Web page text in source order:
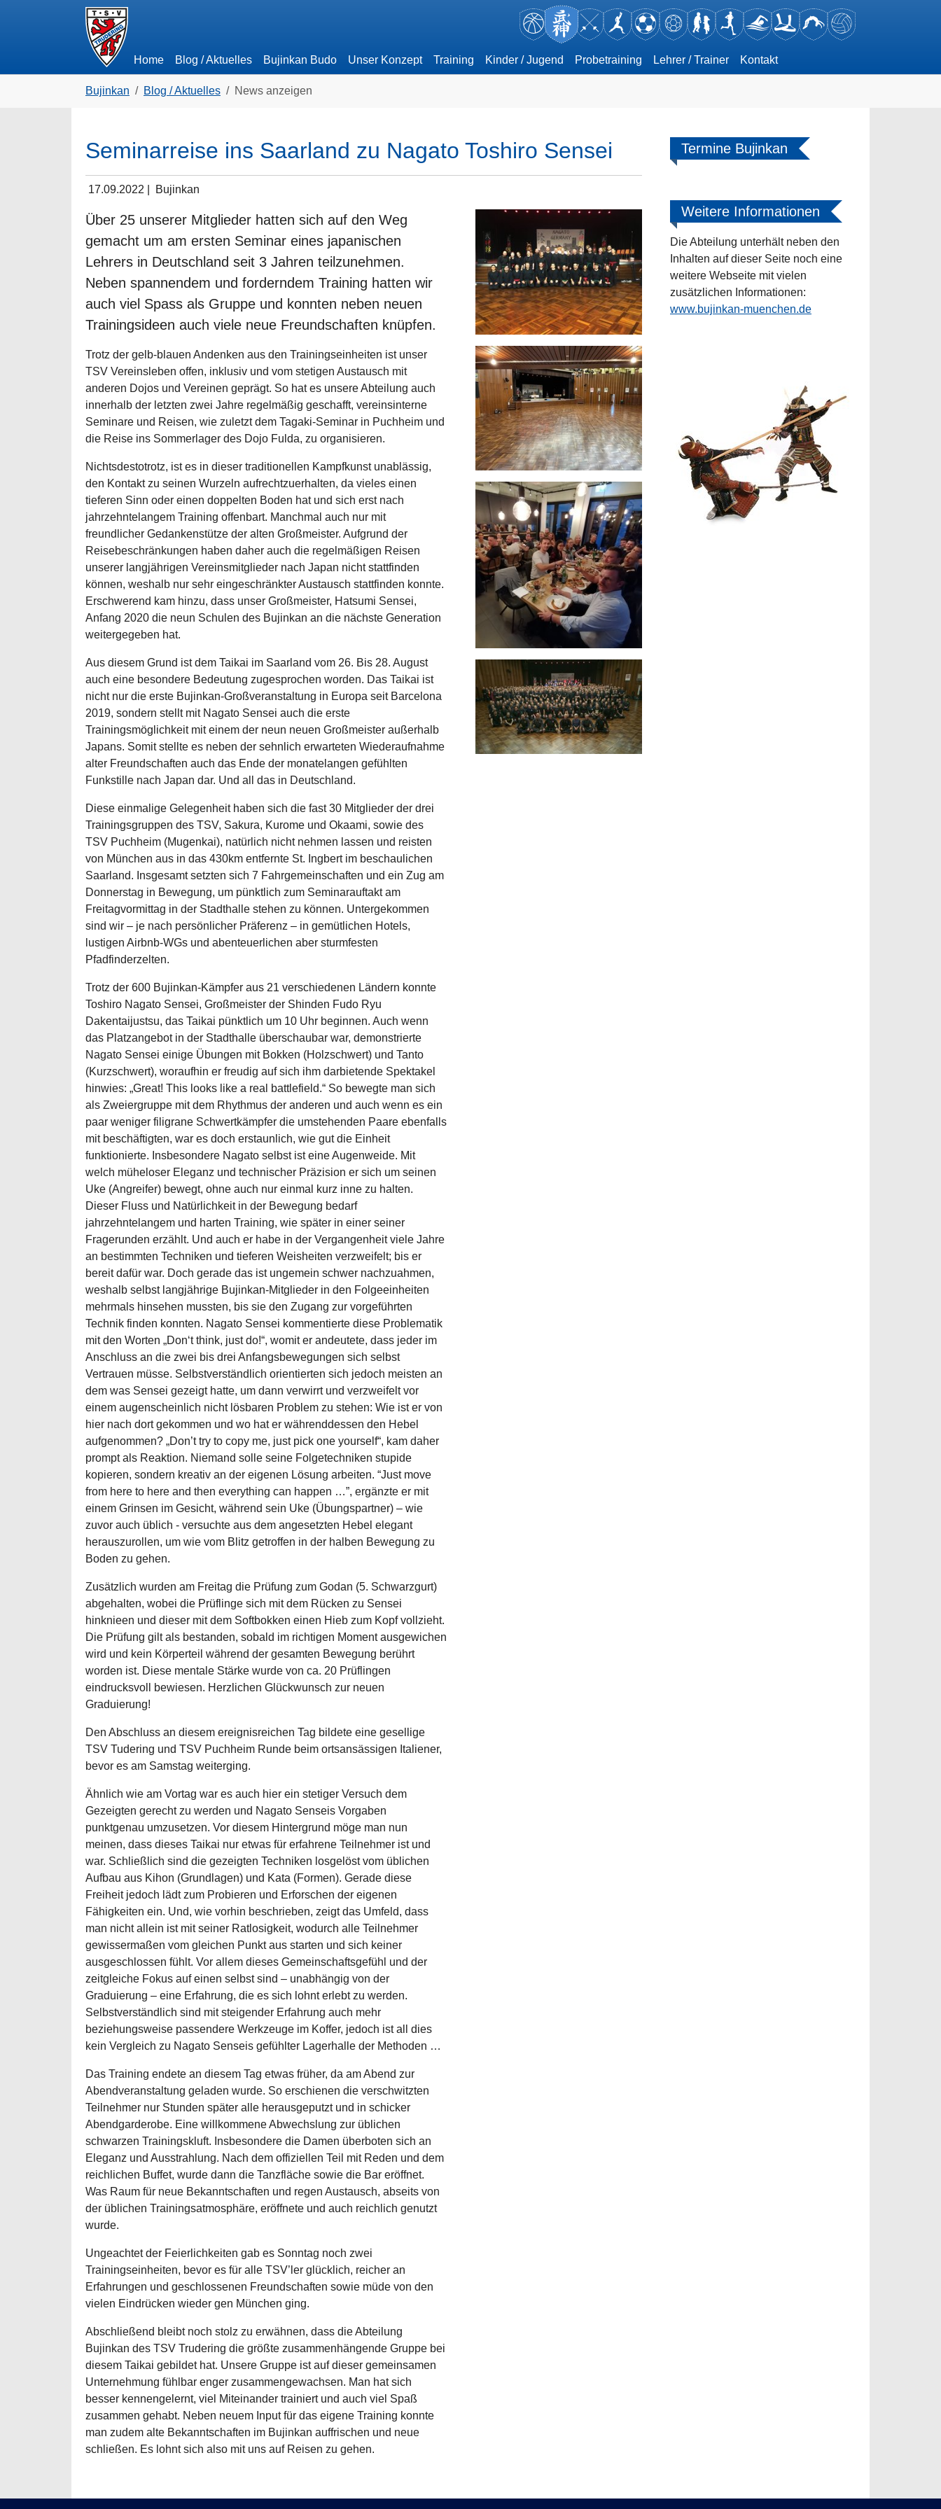
Skip to main navigation
Zum Hauptinhalt springen
Skip to page footer
Home Blog / Aktuelles Bujinkan Budo Unser Konzept Training Kinder / Jugend Probetraining Lehrer / Trainer
Kontakt
Bujinkan Blog / Aktuelles News anzeigen
Seminarreise ins Saarland zu Nagato Toshiro Sensei
17.09.2022 Bujinkan
Über 25 unserer Mitglieder hatten sich auf den Weg
gemacht um am ersten Seminar eines japanischen
Lehrers in Deutschland seit 3 Jahren teilzunehmen.
Neben spannendem und forderndem Training hatten wir
auch viel Spass als Gruppe und konnten neben neuen
Trainingsideen auch viele neue Freundschaften knüpfen.
Trotz der gelb-blauen Andenken aus den Trainingseinheiten ist unser
TSV Vereinsleben offen, inklusiv und vom stetigen Austausch mit
anderen Dojos und Vereinen geprägt. So hat es unsere Abteilung auch
innerhalb der letzten zwei Jahre regelmäßig geschafft, vereinsinterne
Seminare und Reisen, wie zuletzt dem Tagaki-Seminar in Puchheim und
die Reise ins Sommerlager des Dojo Fulda, zu organisieren.
Nichtsdestotrotz, ist es in dieser traditionellen Kampfkunst unablässig,
den Kontakt zu seinen Wurzeln aufrechtzuerhalten, da vieles einen
tieferen Sinn oder einen doppelten Boden hat und sich erst nach
jahrzehntelangem Training offenbart. Manchmal auch nur mit
freundlicher Gedankenstütze der alten Großmeister. Aufgrund der
Reisebeschränkungen haben daher auch die regelmäßigen Reisen
unserer langjährigen Vereinsmitglieder nach Japan nicht stattfinden
können, weshalb nur sehr eingeschränkter Austausch stattfinden konnte.
Erschwerend kam hinzu, dass unser Großmeister, Hatsumi Sensei,
Anfang 2020 die neun Schulen des Bujinkan an die nächste Generation
weitergegeben hat.
Aus diesem Grund ist dem Taikai im Saarland vom 26. Bis 28. August
auch eine besondere Bedeutung zugesprochen worden. Das Taikai ist
nicht nur die erste Bujinkan-Großveranstaltung in Europa seit Barcelona
2019, sondern stellt mit Nagato Sensei auch die erste
Trainingsmöglichkeit mit einem der neun neuen Großmeister außerhalb
Japans. Somit stellte es neben der sehnlich erwarteten Wiederaufnahme
alter Freundschaften auch das Ende der monatelangen gefühlten
Funkstille nach Japan dar. Und all das in Deutschland.
Diese einmalige Gelegenheit haben sich die fast 30 Mitglieder der drei
Trainingsgruppen des TSV, Sakura, Kurome und Okaami, sowie des
TSV Puchheim (Mugenkai), natürlich nicht nehmen lassen und reisten
von München aus in das 430km entfernte St. Ingbert im beschaulichen
Saarland. Insgesamt setzten sich 7 Fahrgemeinschaften und ein Zug am
Donnerstag in Bewegung, um pünktlich zum Seminarauftakt am
Freitagvormittag in der Stadthalle stehen zu können. Untergekommen
sind wir – je nach persönlicher Präferenz – in gemütlichen Hotels,
lustigen Airbnb-WGs und abenteuerlichen aber sturmfesten
Pfadfinderzelten.
Trotz der 600 Bujinkan-Kämpfer aus 21 verschiedenen Ländern konnte
Toshiro Nagato Sensei, Großmeister der Shinden Fudo Ryu
Dakentaijustsu, das Taikai pünktlich um 10 Uhr beginnen. Auch wenn
das Platzangebot in der Stadthalle überschaubar war, demonstrierte
Nagato Sensei einige Übungen mit Bokken (Holzschwert) und Tanto
(Kurzschwert), woraufhin er freudig auf sich ihm darbietende Spektakel
hinwies: „Great! This looks like a real battlefield.“ So bewegte man sich
als Zweiergruppe mit dem Rhythmus der anderen und auch wenn es ein
paar weniger filigrane Schwertkämpfer die umstehenden Paare ebenfalls
mit beschäftigten, war es doch erstaunlich, wie gut die Einheit
funktionierte. Insbesondere Nagato selbst ist eine Augenweide. Mit
welch müheloser Eleganz und technischer Präzision er sich um seinen
Uke (Angreifer) bewegt, ohne auch nur einmal kurz inne zu halten.
Dieser Fluss und Natürlichkeit in der Bewegung bedarf
jahrzehntelangem und harten Training, wie später in einer seiner
Fragerunden erzählt. Und auch er habe in der Vergangenheit viele Jahre
an bestimmten Techniken und tieferen Weisheiten verzweifelt; bis er
bereit dafür war. Doch gerade das ist ungemein schwer nachzuahmen,
weshalb selbst langjährige Bujinkan-Mitglieder in den Folgeeinheiten
mehrmals hinsehen mussten, bis sie den Zugang zur vorgeführten
Technik finden konnten. Nagato Sensei kommentierte diese Problematik
mit den Worten „Don‘t think, just do!“, womit er andeutete, dass jeder im
Anschluss an die zwei bis drei Anfangsbewegungen sich selbst
Vertrauen müsse. Selbstverständlich orientierten sich jedoch meisten an
dem was Sensei gezeigt hatte, um dann verwirrt und verzweifelt vor
einem augenscheinlich nicht lösbaren Problem zu stehen: Wie ist er von
hier nach dort gekommen und wo hat er währenddessen den Hebel
aufgenommen? „Don’t try to copy me, just pick one yourself“, kam daher
prompt als Reaktion. Niemand solle seine Folgetechniken stupide
kopieren, sondern kreativ an der eigenen Lösung arbeiten. “Just move
from here to here and then everything can happen …”, ergänzte er mit
einem Grinsen im Gesicht, während sein Uke (Übungspartner) – wie
zuvor auch üblich - versuchte aus dem angesetzten Hebel elegant
herauszurollen, um wie vom Blitz getroffen in der halben Bewegung zu
Boden zu gehen.
Zusätzlich wurden am Freitag die Prüfung zum Godan (5. Schwarzgurt)
abgehalten, wobei die Prüflinge sich mit dem Rücken zu Sensei
hinknieen und dieser mit dem Softbokken einen Hieb zum Kopf vollzieht.
Die Prüfung gilt als bestanden, sobald im richtigen Moment ausgewichen
wird und kein Körperteil während der gesamten Bewegung berührt
worden ist. Diese mentale Stärke wurde von ca. 20 Prüflingen
eindrucksvoll bewiesen. Herzlichen Glückwunsch zur neuen
Graduierung!
Den Abschluss an diesem ereignisreichen Tag bildete eine gesellige
TSV Tudering und TSV Puchheim Runde beim ortsansässigen Italiener,
bevor es am Samstag weiterging.
Ähnlich wie am Vortag war es auch hier ein stetiger Versuch dem
Gezeigten gerecht zu werden und Nagato Senseis Vorgaben
punktgenau umzusetzen. Vor diesem Hintergrund möge man nun
meinen, dass dieses Taikai nur etwas für erfahrene Teilnehmer ist und
war. Schließlich sind die gezeigten Techniken losgelöst vom üblichen
Aufbau aus Kihon (Grundlagen) und Kata (Formen). Gerade diese
Freiheit jedoch lädt zum Probieren und Erforschen der eigenen
Fähigkeiten ein. Und, wie vorhin beschrieben, zeigt das Umfeld, dass
man nicht allein ist mit seiner Ratlosigkeit, wodurch alle Teilnehmer
gewissermaßen vom gleichen Punkt aus starten und sich keiner
ausgeschlossen fühlt. Vor allem dieses Gemeinschaftsgefühl und der
zeitgleiche Fokus auf einen selbst sind – unabhängig von der
Graduierung – eine Erfahrung, die es sich lohnt erlebt zu werden.
Selbstverständlich sind mit steigender Erfahrung auch mehr
beziehungsweise passendere Werkzeuge im Koffer, jedoch ist all dies
kein Vergleich zu Nagato Senseis gefühlter Lagerhalle der Methoden …
Das Training endete an diesem Tag etwas früher, da am Abend zur
Abendveranstaltung geladen wurde. So erschienen die verschwitzten
Teilnehmer nur Stunden später alle herausgeputzt und in schicker
Abendgarderobe. Eine willkommene Abwechslung zur üblichen
schwarzen Trainingskluft. Insbesondere die Damen überboten sich an
Eleganz und Ausstrahlung. Nach dem offiziellen Teil mit Reden und dem
reichlichen Buffet, wurde dann die Tanzfläche sowie die Bar eröffnet.
Was Raum für neue Bekanntschaften und regen Austausch, abseits von
der üblichen Trainingsatmosphäre, eröffnete und auch reichlich genutzt
wurde.
Ungeachtet der Feierlichkeiten gab es Sonntag noch zwei
Trainingseinheiten, bevor es für alle TSV’ler glücklich, reicher an
Erfahrungen und geschlossenen Freundschaften sowie müde von den
vielen Eindrücken wieder gen München ging.
Abschließend bleibt noch stolz zu erwähnen, dass die Abteilung
Bujinkan des TSV Trudering die größte zusammenhängende Gruppe bei
diesem Taikai gebildet hat. Unsere Gruppe ist auf dieser gemeinsamen
Unternehmung fühlbar enger zusammengewachsen. Man hat sich
besser kennengelernt, viel Miteinander trainiert und auch viel Spaß
zusammen gehabt. Neben neuem Input für das eigene Training konnte
man zudem alte Bekanntschaften im Bujinkan auffrischen und neue
schließen. Es lohnt sich also mit uns auf Reisen zu gehen.
Termine Bujinkan
Weitere Informationen
Die Abteilung unterhält neben den
Inhalten auf dieser Seite noch eine
weitere Webseite mit vielen
zusätzlichen Informationen:
www.bujinkan-muenchen.de